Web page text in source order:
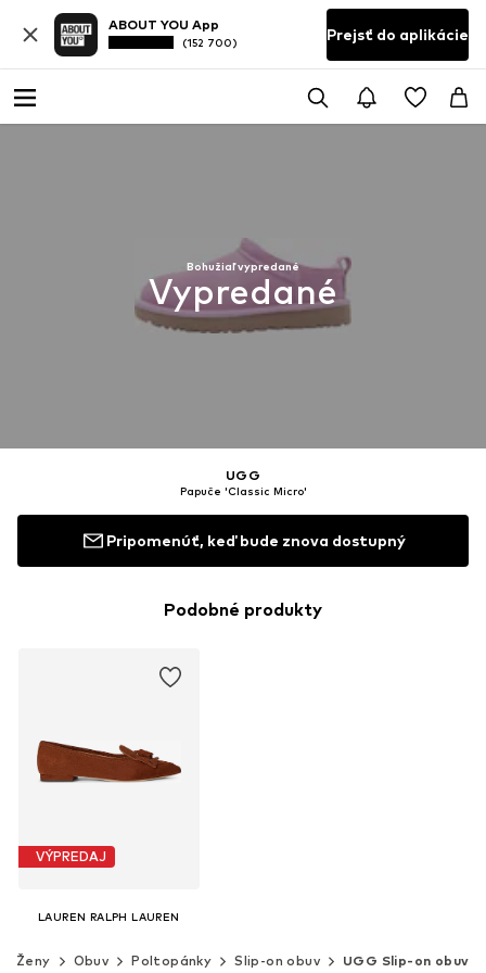
ABOUT YOU App
(152 700) Prejsť do aplikácie
Bohužiaľ vypredané
Vypredané
UGG
Papuče 'Classic Micro'
Pripomenúť, keď bude znova dostupný
Podobné produkty
VÝPREDAJ
LAUREN RALPH LAUREN
Pôvodne: 185,00 €
Ženy Obuv Poltopánky Slip-on obuv UGG Slip-on obuv